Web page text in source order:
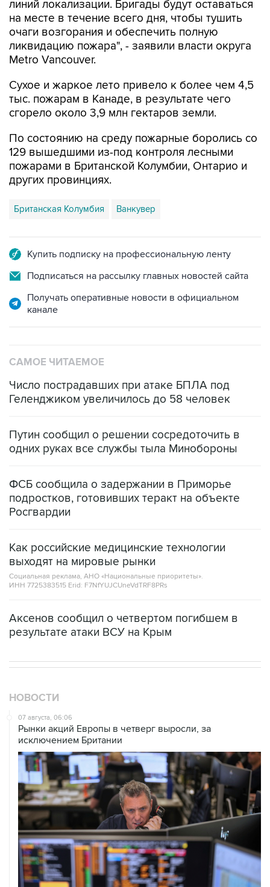
линий локализации. Бригады будут оставаться
на месте в течение всего дня, чтобы тушить
очаги возгорания и обеспечить полную
ликвидацию пожара", - заявили власти округа
Metro Vancouver.
Сухое и жаркое лето привело к более чем 4,5
тыс. пожарам в Канаде, в результате чего
сгорело около 3,9 млн гектаров земли.
По состоянию на среду пожарные боролись со
129 вышедшими из-под контроля лесными
пожарами в Британской Колумбии, Онтарио и
других провинциях.
Британская Колумбия Ванкувер
Купить подписку на профессиональную ленту
Подписаться на рассылку главных новостей сайта
Получать оперативные новости в официальном
канале
САМОЕ ЧИТАЕМОЕ
Число пострадавших при атаке БПЛА под
Геленджиком увеличилось до 58 человек
Путин сообщил о решении сосредоточить в
одних руках все службы тыла Минобороны
ФСБ сообщила о задержании в Приморье
подростков, готовивших теракт на объекте
Росгвардии
Как российские медицинские технологии
выходят на мировые рынки
Социальная реклама, АНО «Национальные приоритеты».
ИНН 7725383515 Erid: F7NfYUJCUneVdTRF8PRs
Аксенов сообщил о четвертом погибшем в
результате атаки ВСУ на Крым
НОВОСТИ
07 августа, 06:06
Рынки акций Европы в четверг выросли, за
исключением Британии